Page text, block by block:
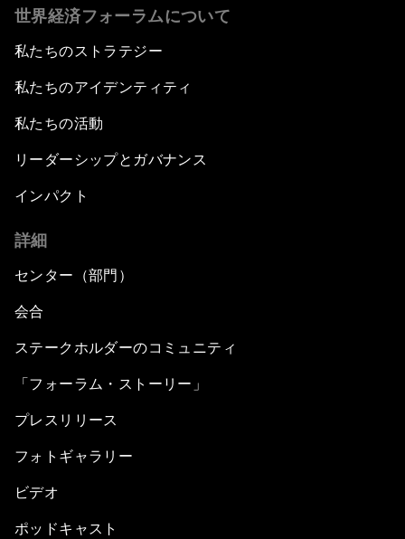
世界経済フォーラムについて
私たちのストラテジー
私たちのアイデンティティ
私たちの活動
リーダーシップとガバナンス
インパクト
詳細
センター（部門）
会合
ステークホルダーのコミュニティ
「フォーラム・ストーリー」
プレスリリース
フォトギャラリー
ビデオ
ポッドキャスト